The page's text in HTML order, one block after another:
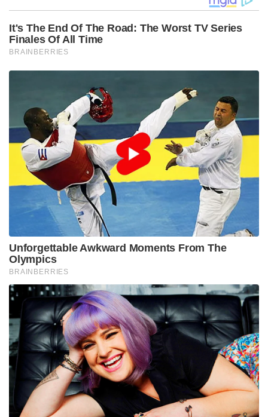
കൊൽക്കത്ത നൈറ്റ് റൈഡേഴ്സ് : 12
ഇന്നിംഗ്‌സുകളിൽ നിന്ന് അഞ്ച് അർദ്ധസെഞ്ചുറികൾ
നേടിയ അംഗ്ക്രിഷ് രഘുവംശിയും, 18 വിക്കറ്റുകൾ
വീഴ്ത്തിയ കാർത്തിക് ത്യാഗിയും ടീമിന് വലിയ
മുതൽക്കൂട്ടായി.
ചെന്നൈ സൂപ്പർ കിംഗ്സ്: എം.എസ്. ധോണിയില്ലാത്ത
സീസണിൽ സഞ്ജു സാംസൺ ആയിരുന്നു
ചെന്നൈയുടെ ബ്രാൻഡ്. മികച്ച തുടക്കം പല
മത്സരങ്ങളിലും നൽകുകയും രണ്ട് സെഞ്ചുറികൾ
നേടുകയും ചെയ്തു.
മുംബൈ ഇന്ത്യൻസ്: ആകെ നിരാശപ്പെടുത്തിയ
സീസണിൽ, വെറും ആറ് മത്സരങ്ങളിൽ നിന്ന് 12
വിക്കറ്റുകൾ വീഴ്ത്തിയ കോർബിൻ ബോഷ്
മികച്ചൊരു യൂട്ടിലിറ്റി താരമായി മാറിയെന്ന്
തെളിയിച്ചു.
ലഖ്‌നൗ സൂപ്പർ ജയന്റ്സ് : സീസണിൽ 563 റൺസ്
നേടിയ മിച്ചൽ മാർഷും, പരിക്കിൽ നിന്ന് തിരിച്ചെത്തി
മികച്ച ബൗളിംഗ് പ്രകടനം കാഴ്ചവെച്ച മൊഹ്സിൻ
ഖാനും ടീമിന് വലിയ പ്രതീക്ഷ നൽകുന്നു.
മേൽപ്പറഞ്ഞ ലിസ്റ്റിൽ ഉള്ള ടീമുകൾ പ്രധാനമായി ഈ
താരങ്ങളെ മുൻനിർത്തി തന്നെയാകും തങ്ങളുടെ
പ്ലാനുകൾ മുന്നോട്ട് കൊണ്ടുപോകുക.
sanju samson